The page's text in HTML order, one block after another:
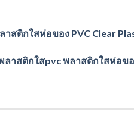
าสติกใสห่อของ PVC Clear
ลาสติกใสpvcพลาสติกใสห่อข